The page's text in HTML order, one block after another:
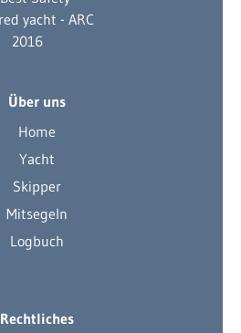
Über uns
Home
Yacht
Skipper
Mitsegeln
Logbuch
Rechtliches